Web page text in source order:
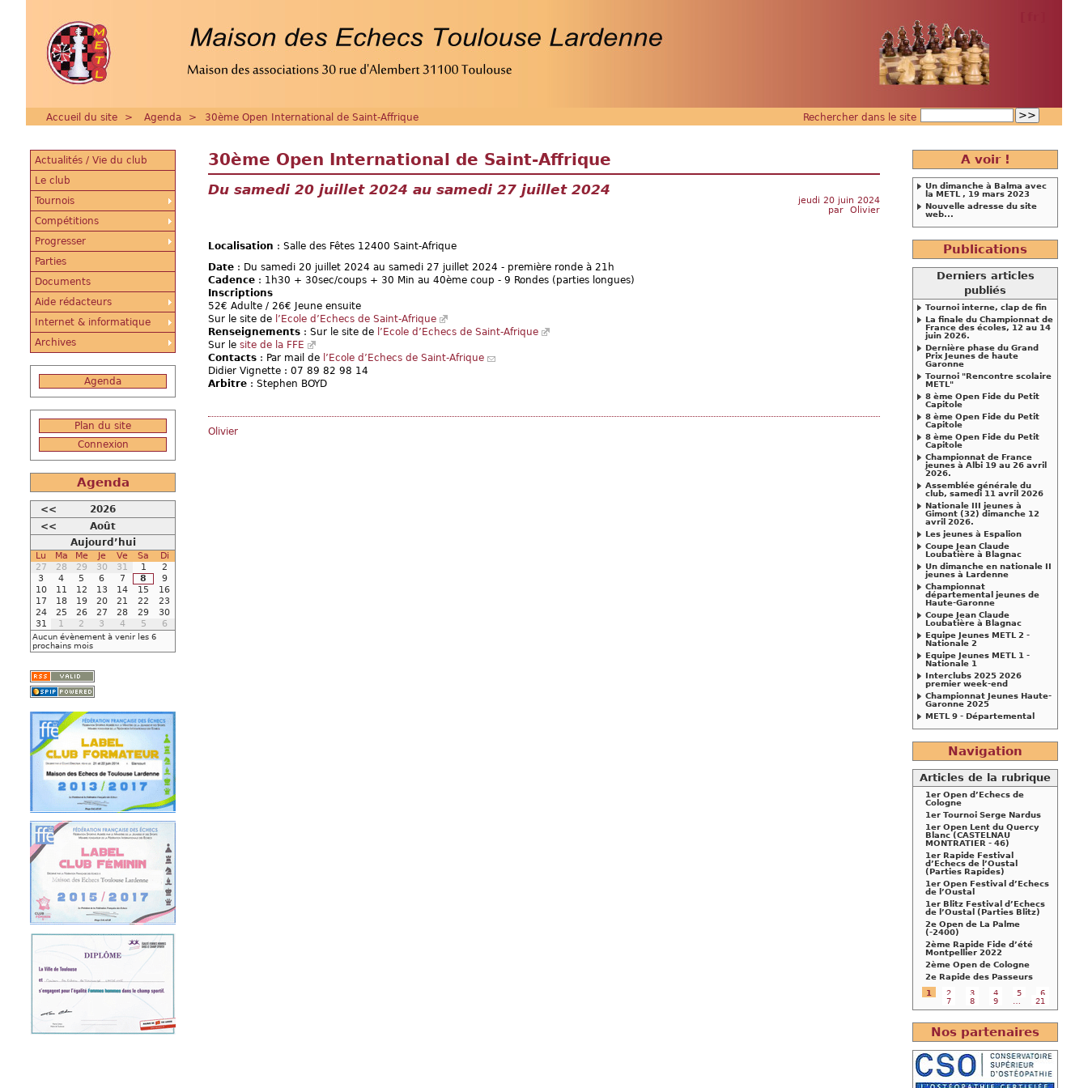
Rechercher dans le site
Accueil du site > Agenda > 30ème Open International de Saint-Affrique
30ème Open International de Saint-Affrique
Du samedi 20 juillet 2024 au samedi 27 juillet 2024
jeudi 20 juin 2024
par Olivier
Localisation : Salle des Fêtes 12400 Saint-Afrique
Date : Du samedi 20 juillet 2024 au samedi 27 juillet 2024 - première ronde à 21h
Cadence : 1h30 + 30sec/coups + 30 Min au 40ème coup - 9 Rondes (parties longues)
Inscriptions
52€ Adulte / 26€ Jeune ensuite
Sur le site de l’Ecole d’Echecs de Saint-Afrique
Renseignements : Sur le site de l’Ecole d’Echecs de Saint-Afrique
Sur le site de la FFE
Contacts : Par mail de l’Ecole d’Echecs de Saint-Afrique
Didier Vignette : 07 89 82 98 14
Arbitre : Stephen BOYD
Olivier
Actualités / Vie du club
Le club
Tournois
Compétitions
Progresser
Parties
Documents
Aide rédacteurs
Internet & informatique
Archives
Agenda
Plan du site
Connexion
Agenda
<<
2026
<<
Août
Aujourd’hui
Lu Ma Me Je Ve Sa
Di
27
28 29 30 31 1
2
3
4 5 6 7 8
9
10
11 12 13 14 15
16
17
18 19 20 21 22
23
24
25 26 27 28 29
30
31
1 2 3 4 5 6
Aucun évènement à venir les 6
prochains mois
A voir !
Un dimanche à Balma avec
la METL , 19 mars 2023
Nouvelle adresse du site
web...
Publications
Derniers articles
publiés
Tournoi interne, clap de fin
La finale du Championnat de
France des écoles, 12 au 14
juin 2026.
Dernière phase du Grand
Prix Jeunes de haute
Garonne
Tournoi "Rencontre scolaire
METL"
8 ème Open Fide du Petit
Capitole
8 ème Open Fide du Petit
Capitole
8 ème Open Fide du Petit
Capitole
Championnat de France
jeunes à Albi 19 au 26 avril
2026.
Assemblée générale du
club, samedi 11 avril 2026
Nationale III jeunes à
Gimont (32) dimanche 12
avril 2026.
Les jeunes à Espalion
Coupe Jean Claude
Loubatière à Blagnac
Un dimanche en nationale II
jeunes à Lardenne
Championnat
départemental jeunes de
Haute-Garonne
Coupe Jean Claude
Loubatière à Blagnac
Equipe Jeunes METL 2 -
Nationale 2
Equipe Jeunes METL 1 -
Nationale 1
Interclubs 2025 2026
premier week-end
Championnat Jeunes Haute-
Garonne 2025
METL 9 - Départemental
Navigation
Articles de la rubrique
1er Open d’Echecs de
Cologne
1er Tournoi Serge Nardus
1er Open Lent du Quercy
Blanc (CASTELNAU
MONTRATIER - 46)
1er Rapide Festival
d’Echecs de l’Oustal
(Parties Rapides)
1er Open Festival d’Echecs
de l’Oustal
1er Blitz Festival d’Echecs
de l’Oustal (Parties Blitz)
2e Open de La Palme
(-2400)
2ème Rapide Fide d’été
Montpellier 2022
2ème Open de Cologne
2e Rapide des Passeurs
1
2 3 4 5
6
7
8 9 21
Nos partenaires